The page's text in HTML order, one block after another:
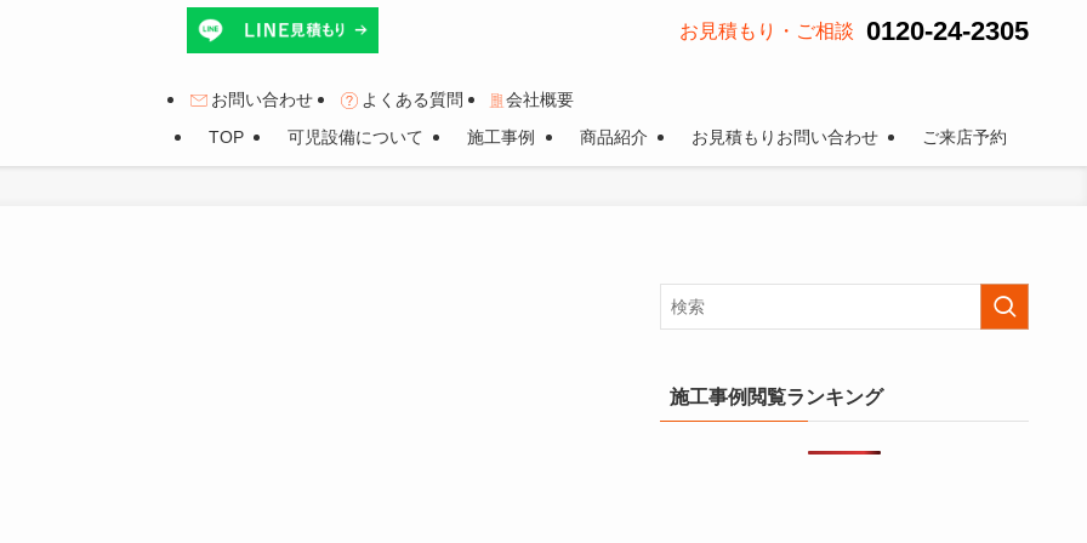
TOP 可児設備について 施工事例 商品紹介 お見積もりお問い合わせ ご来店予約
お見積もり・ご相談 0120-24-2305
お問い合わせ よくある質問 会社概要
施工事例閲覧ランキング